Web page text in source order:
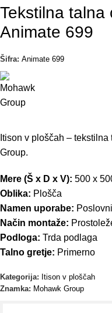
Tekstilna talna
Animate 699
Šifra: Animate 699
Itison v ploščah –
Group.
Mere (Š x D x V): 500 x
Oblika: Plošča
Namen uporabe:
Način montaže:
Podloga: Trda podlaga
Talno gretje: Primerno
Kategorija: Itison v ploščah
Znamka: Mohawk Group